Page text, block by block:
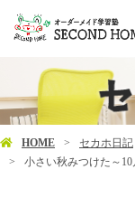
HOME セカホ日記
小さい秋みつけた～